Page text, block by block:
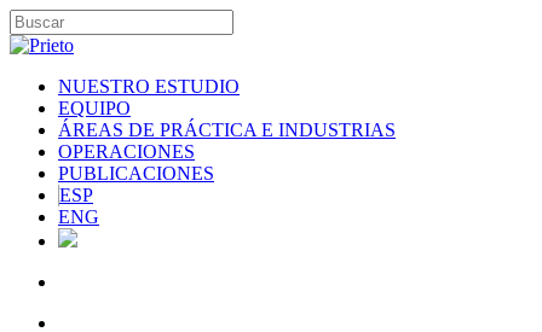
NUESTRO ESTUDIO
EQUIPO
ÁREAS DE PRÁCTICA E INDUSTRIAS
OPERACIONES
PUBLICACIONES
ESP
ENG